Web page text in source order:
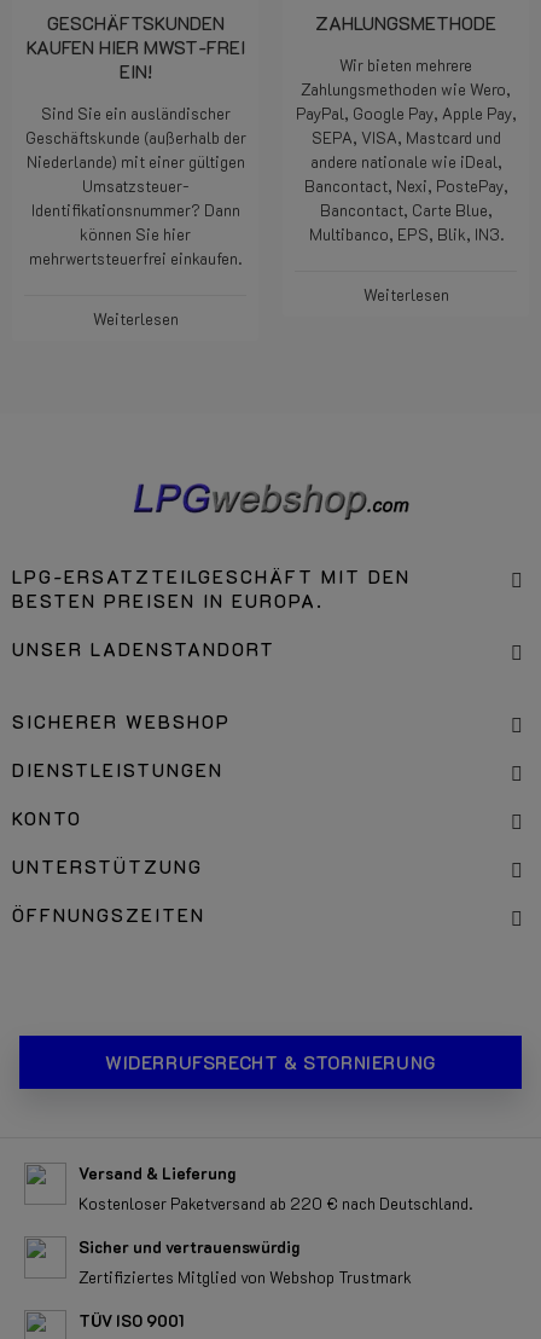
GESCHÄFTSKUNDEN
KAUFEN HIER MWST-FREI
EIN!
Sind Sie ein ausländischer
Geschäftskunde (außerhalb der
Niederlande) mit einer gültigen
Umsatzsteuer-
Identifikationsnummer? Dann
können Sie hier
mehrwertsteuerfrei einkaufen.
Weiterlesen
ZAHLUNGSMETHODE
Wir bieten mehrere
Zahlungsmethoden wie Wero,
PayPal, Google Pay, Apple Pay,
SEPA, VISA, Mastcard und
andere nationale wie iDeal,
Bancontact, Nexi, PostePay,
Bancontact, Carte Blue,
Multibanco, EPS, Blik, IN3.
Weiterlesen
LPG-ERSATZTEILGESCHÄFT MIT DEN
BESTEN PREISEN IN EUROPA.
UNSER LADENSTANDORT
SICHERER WEBSHOP
DIENSTLEISTUNGEN
KONTO
UNTERSTÜTZUNG
ÖFFNUNGSZEITEN
WIDERRUFSRECHT & STORNIERUNG
Versand & Lieferung
Kostenloser Paketversand ab 220 € nach Deutschland.
Sicher und vertrauenswürdig
Zertifiziertes Mitglied von Webshop Trustmark
TÜV ISO 9001